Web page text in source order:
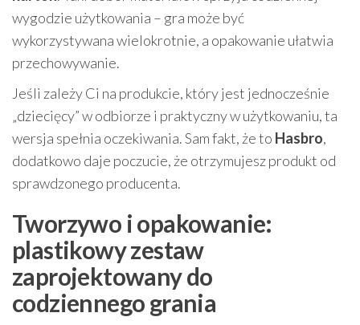
wygodzie użytkowania – gra może być
wykorzystywana wielokrotnie, a opakowanie ułatwia
przechowywanie.
Jeśli zależy Ci na produkcie, który jest jednocześnie
„dziecięcy” w odbiorze i praktyczny w użytkowaniu, ta
wersja spełnia oczekiwania. Sam fakt, że to Hasbro,
dodatkowo daje poczucie, że otrzymujesz produkt od
sprawdzonego producenta.
Tworzywo i opakowanie:
plastikowy zestaw
zaprojektowany do
codziennego grania